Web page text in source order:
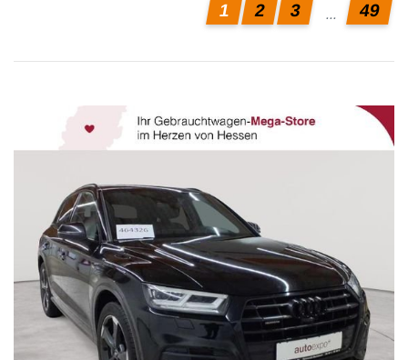
1 2 3 ... 49